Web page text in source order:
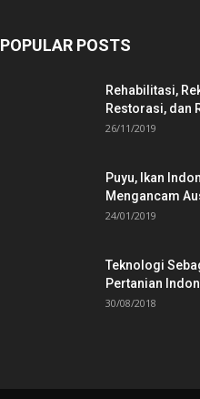
POPULAR POSTS
Rehabilitasi,
Restorasi, dan
26/11/2019
Puyu, Ikan
Mengancam
24/01/2019
Teknologi
Pertanian
30/08/2018